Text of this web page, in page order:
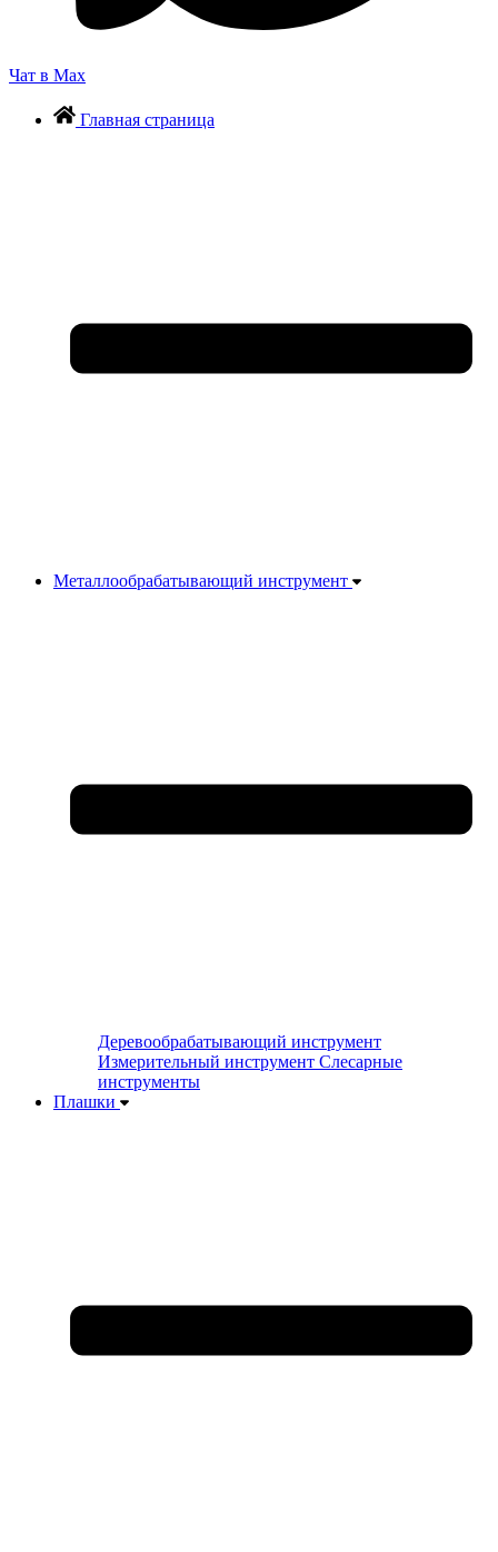
Чат в Max
Главная страница
Металлообрабатывающий инструмент
Деревообрабатывающий инструмент
Измерительный инструмент Слесарные
инструменты
Плашки